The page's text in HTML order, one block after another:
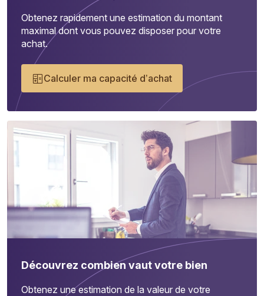
Obtenez rapidement une estimation du montant
maximal dont vous pouvez disposer pour votre
achat.
Calculer ma capacité d’achat
Découvrez combien vaut votre bien
Obtenez une estimation de la valeur de votre